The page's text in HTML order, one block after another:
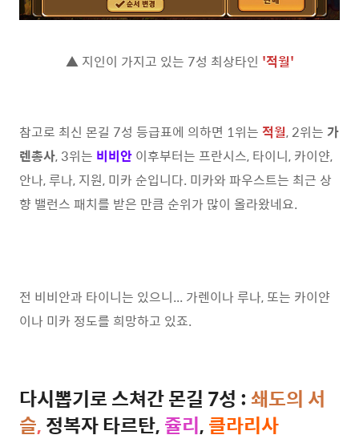
▲ 지인이 가지고 있는 7성 최상타인 '적월'
참고로 최신 몬길 7성 등급표에 의하면 1위는 적월, 2위는 가
렌총사, 3위는 비비안 이후부터는 프란시스, 타이니, 카이얀,
안나, 루나, 지원, 미카 순입니다. 미카와 파우스트는 최근 상
향 밸런스 패치를 받은 만큼 순위가 많이 올라왔네요.
전 비비안과 타이니는 있으니... 가렌이나 루나, 또는 카이얀
이나 미카 정도를 희망하고 있죠.
다시뽑기로 스쳐간 몬길 7성 :쇄도의 서
슬,정복자 타르탄,쥴리,클라리사